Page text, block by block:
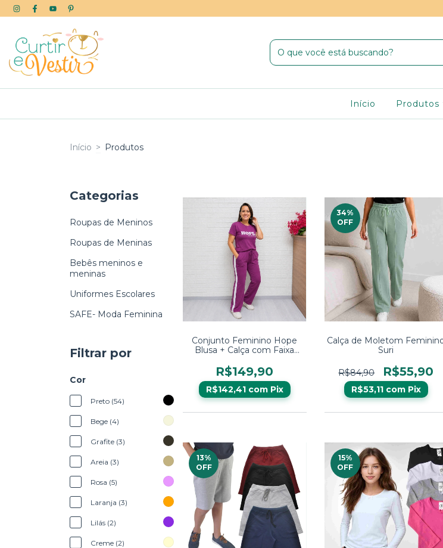
Início Produtos
Início > Produtos
Categorias
Roupas de Meninos
Roupas de Meninas
Bebês meninos e
meninas
Uniformes Escolares
SAFE- Moda Feminina
Filtrar por
Cor
Preto (54)
Bege (4)
Grafite (3)
Areia (3)
Rosa (5)
Laranja (3)
Lilás (2)
Creme (2)
Conjunto Feminino Hope
Blusa + Calça com Faixa
R$149,90
R$142,41 com Pix
34%
OFF
Calça de Moletom
Suri
R$84,90 R$55,90
R$53,11 com Pix
13%
OFF
15%
OFF